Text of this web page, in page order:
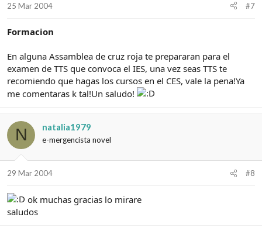
25 Mar 2004 #7
Formacion
En alguna Assamblea de cruz roja te prepararan para el
examen de TTS que convoca el IES, una vez seas TTS te
recomiendo que hagas los cursos en el CES, vale la pena!Ya
me comentaras k tal!Un saludo!
N natalia1979
e-mergencista novel
29 Mar 2004 #8
ok muchas gracias lo mirare
saludos